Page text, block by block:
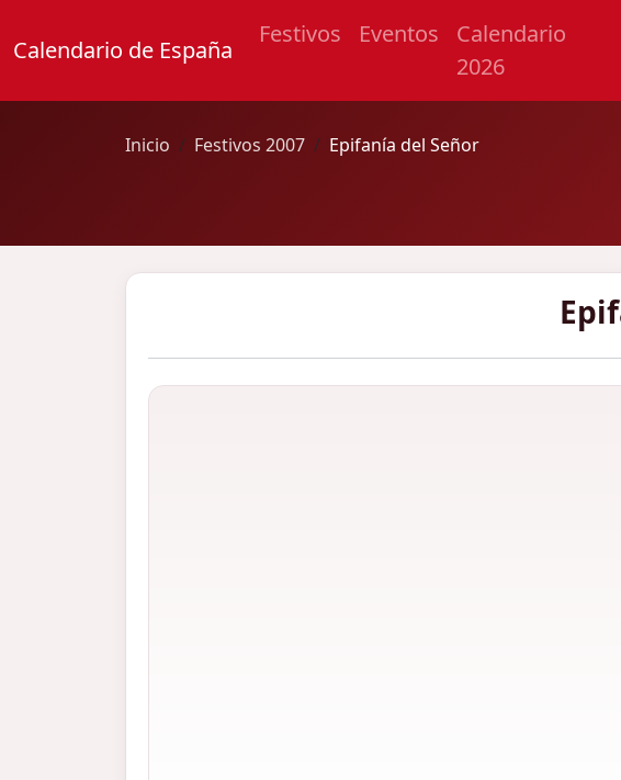
Calendario de España
Festivos Eventos
Calendario
2026
Inicio Festivos 2007 Epifanía del Señor